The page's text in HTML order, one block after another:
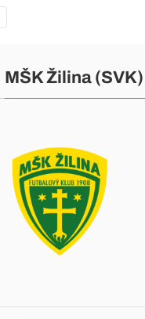
MŠK Žilina (SVK)